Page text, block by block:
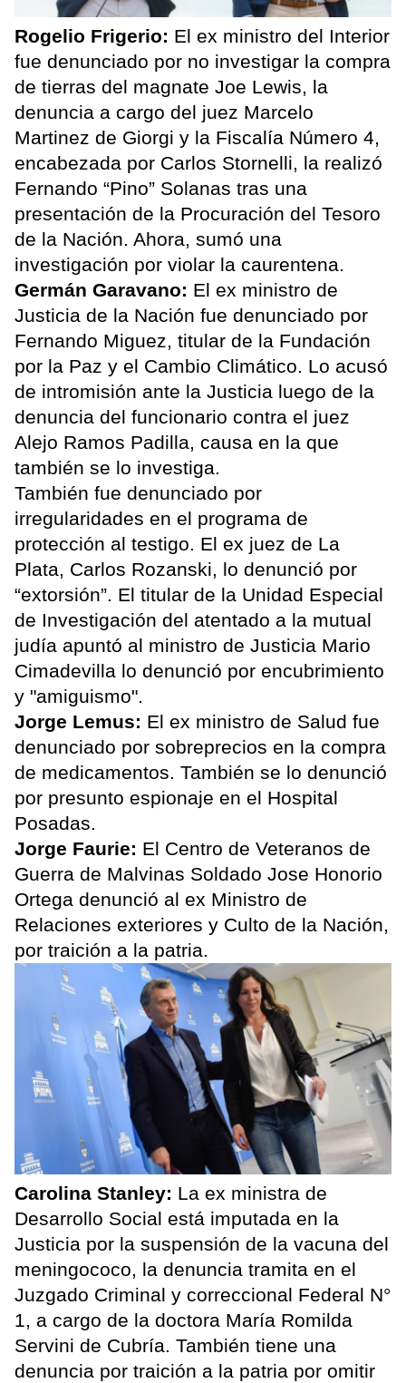
Rogelio Frigerio: El ex ministro del Interior
fue denunciado por no investigar la compra
de tierras del magnate Joe Lewis, la
denuncia a cargo del juez Marcelo
Martinez de Giorgi y la Fiscalía Número 4,
encabezada por Carlos Stornelli, la realizó
Fernando “Pino” Solanas tras una
presentación de la Procuración del Tesoro
de la Nación. Ahora, sumó una
investigación por violar la caurentena.
Germán Garavano: El ex ministro de
Justicia de la Nación fue denunciado por
Fernando Miguez, titular de la Fundación
por la Paz y el Cambio Climático. Lo acusó
de intromisión ante la Justicia luego de la
denuncia del funcionario contra el juez
Alejo Ramos Padilla, causa en la que
también se lo investiga.
También fue denunciado por
irregularidades en el programa de
protección al testigo. El ex juez de La
Plata, Carlos Rozanski, lo denunció por
“extorsión”. El titular de la Unidad Especial
de Investigación del atentado a la mutual
judía apuntó al ministro de Justicia Mario
Cimadevilla lo denunció por encubrimiento
y "amiguismo".
Jorge Lemus: El ex ministro de Salud fue
denunciado por sobreprecios en la compra
de medicamentos. También se lo denunció
por presunto espionaje en el Hospital
Posadas.
Jorge Faurie: El Centro de Veteranos de
Guerra de Malvinas Soldado Jose Honorio
Ortega denunció al ex Ministro de
Relaciones exteriores y Culto de la Nación,
por traición a la patria.
Carolina Stanley: La ex ministra de
Desarrollo Social está imputada en la
Justicia por la suspensión de la vacuna del
meningococo, la denuncia tramita en el
Juzgado Criminal y correccional Federal N°
1, a cargo de la doctora María Romilda
Servini de Cubría. También tiene una
denuncia por traición a la patria por omitir